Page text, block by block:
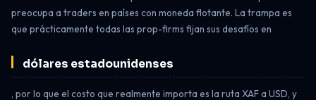
preocupa a traders en países con moneda flotante. La trampa es
que prácticamente todas las prop-firms fijan sus desafíos en
dólares estadounidenses
, por lo que el costo que realmente importa es la ruta XAF a USD, y